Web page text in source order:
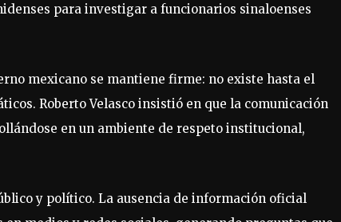
para investigar a funcionarios sinaloenses
mexicano se mantiene firme: no existe hasta el
Roberto Velasco insistió en que la comunicación
en un ambiente de respeto institucional,
y político. La ausencia de información oficial